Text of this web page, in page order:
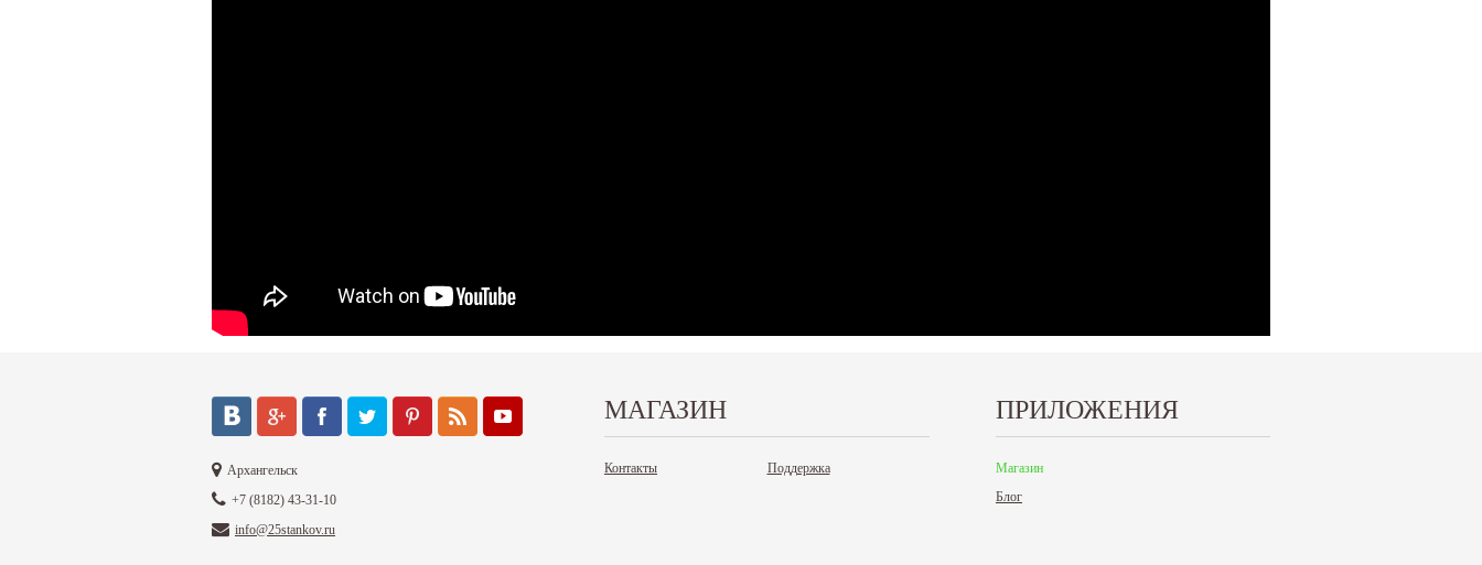
Архангельск
+7 (8182) 43-31-10
info@25stankov.ru
МАГАЗИН
Контакты Поддержка
ПРИЛОЖЕНИЯ
Магазин
Блог